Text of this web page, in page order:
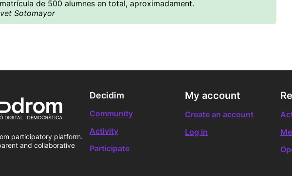
de 500 alumnes en total, aproximadament.
Sotomayor
participatory platform.
and collaborative
Decidim
Community
Activity
Participate
My account
Create an account
Log in